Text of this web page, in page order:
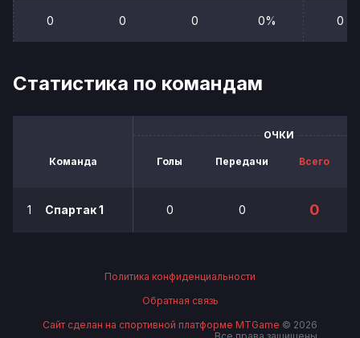
0 0 0 0% 0
Статистика по командам
Команда
ОЧКИ
Голы Передачи Всего
1 Спартак 1 0 0 0
Политика конфиденциальности
Обратная связь
Сайт сделан на спортивной платформе MTGame © 2026